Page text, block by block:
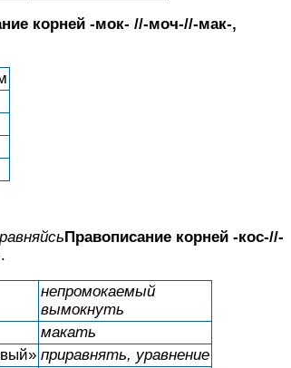
корней -мок- //-моч-//-мак-,
Правописание корней -кос-//-
.
непромокаемый
вымокнуть
макать
приравнять, уравнение